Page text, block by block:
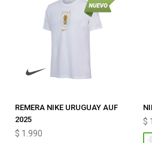
REMERA NIKE URUGUAY AUF
2025
$ 1.990
$